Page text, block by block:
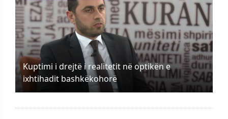
Kuptimi i drejtë i realitetit në optikën e
ixhtihadit bashkëkohorë